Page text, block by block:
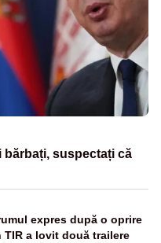
suspectați că
expres după o oprire
TIR a lovit două trailere